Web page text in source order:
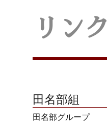
リンク
田名部組
田名部グループ